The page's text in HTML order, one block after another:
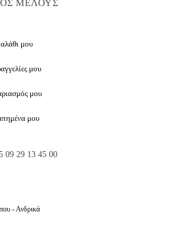
ΜΕΛΟΥΣ
μου
μου
μου
μου
- Ανδρικά